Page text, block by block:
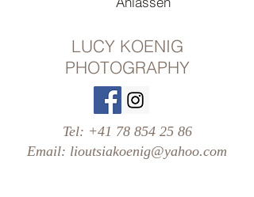
LUCY KOENIG
PHOTOGRAPHY
Tel: +41 78 854 25 86
Email: lioutsiakoenig@yahoo.com